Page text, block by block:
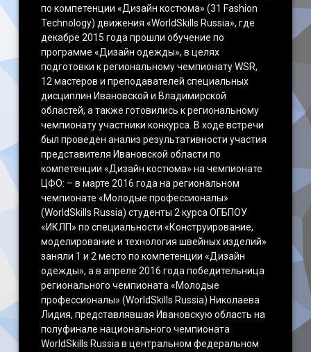
по компетенции «Дизайн костюма» (31 Fashion
Technology) движения «WorldSkills Russia», где
декабре 2015 года прошли обучение по
программе «Дизайн одежды», в целях
подготовки к региональному чемпионату WSR,
12 мастеров и преподавателей специальных
дисциплин Ивановской и Владимирской
областей, а также готовились к региональному
чемпионату участники конкурса. В ходе встречи
был проведен анализ результативности участия
представителя Ивановской области по
компетенции «Дизайн костюма» на чемпионате
ЦФО: – в марте 2016 года на региональном
чемпионате «Молодые профессионалы»
(WorldSkills Russia) студенты 2 курса ОГБПОУ
«ИКЛП» по специальности «Конструирование,
моделирование и технология швейных изделий»
заняли 1 и 2 место по компетенции «Дизайн
одежды», а в апреле 2016 года победительница
регионального чемпионата «Молодые
профессионалы» (WorldSkills Russia) Николаева
Лидия, представлявшая Ивановскую область на
полуфинале национального чемпионата
WorldSkills Russia в центральном федеральном